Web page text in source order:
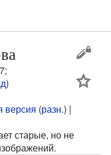
)
версия (разн.) |
старые, но не